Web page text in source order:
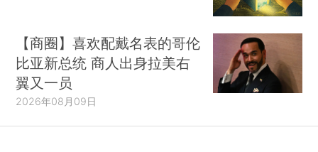
【商圈】喜欢配戴名表的哥伦
比亚新总统 商人出身拉美右
翼又一员
2026年08月09日